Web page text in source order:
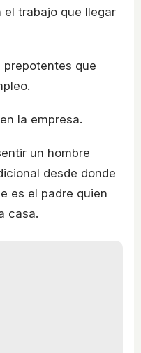
trabajo que llegar
prepotentes que
la empresa.
un hombre
desde donde
es el padre quien
casa.